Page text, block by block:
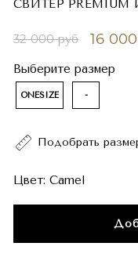
СВИТЕР
32 000 руб 16
Выберите размер
ONESIZE -
Подобрать
Цвет: Camel